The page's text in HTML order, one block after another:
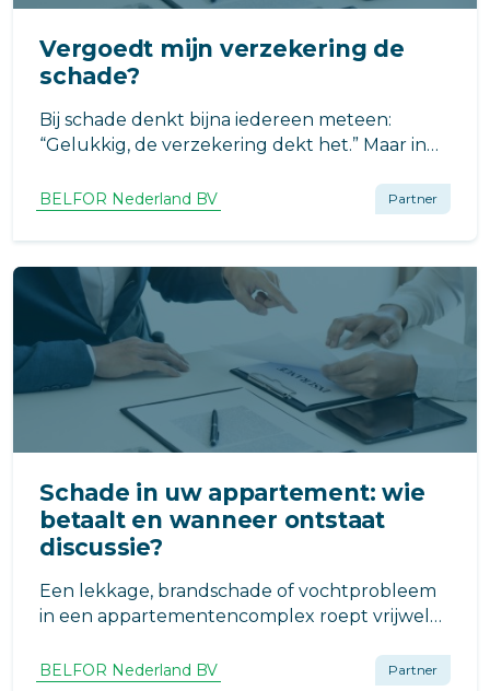
Vergoedt mijn verzekering de
schade?
Bij schade denkt bijna iedereen meteen:
“Gelukkig, de verzekering dekt het.” Maar in
vanzelfsprekend is.
BELFOR Nederland BV Partner
Schade in uw appartement: wie
betaalt en wanneer ontstaat
discussie?
Een lekkage, brandschade of vochtprobleem
in een appartementencomplex roept vrijwel
theorie is het antwoord vaak duidelijk. In de
BELFOR Nederland BV Partner